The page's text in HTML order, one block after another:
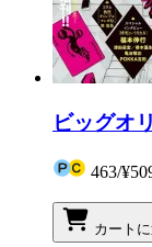
ビッグオ
463/
カート